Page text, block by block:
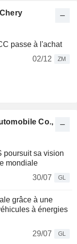
passe à l'achat
02/12
ZM
Co.,
poursuit sa vision
mondiale
30/07
GL
grâce à une
à énergies
29/07
GL